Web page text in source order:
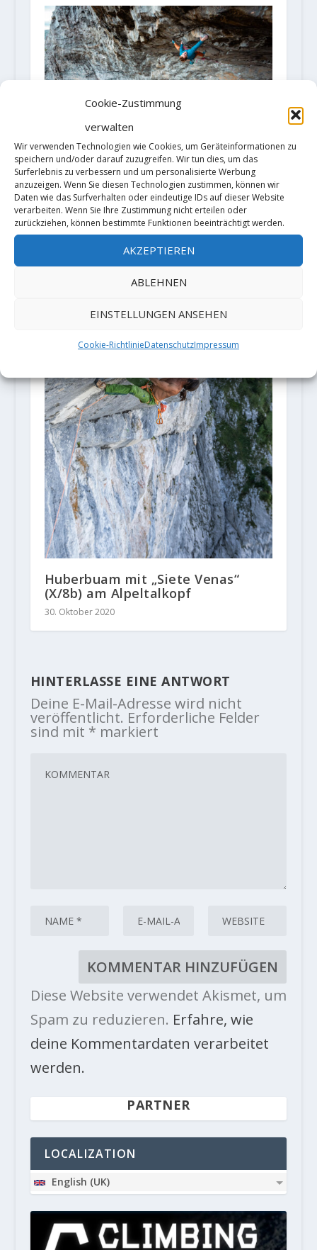
Cookie-Zustimmung
verwalten
Wir verwenden Technologien wie Cookies, um Geräteinformationen zu
speichern und/oder darauf zuzugreifen. Wir tun dies, um das
Surferlebnis zu verbessern und um personalisierte Werbung
anzuzeigen. Wenn Sie diesen Technologien zustimmen, können wir
Daten wie das Surfverhalten oder eindeutige IDs auf dieser Website
verarbeiten. Wenn Sie Ihre Zustimmung nicht erteilen oder
zurückziehen, können bestimmte Funktionen beeinträchtigt werden.
AKZEPTIEREN
ABLEHNEN
EINSTELLUNGEN ANSEHEN
Cookie-RichtlinieDatenschutzImpressum
FA "Nordic Marathon" 9b/+ by Seb
Bouin
26. Juli 2022
Huberbuam mit „Siete Venas“
(X/8b) am Alpeltalkopf
30. Oktober 2020
HINTERLASSE EINE ANTWORT
Deine E-Mail-Adresse wird nicht
veröffentlicht. Erforderliche Felder
sind mit * markiert
Diese Website verwendet Akismet, um
Spam zu reduzieren. Erfahre, wie
deine Kommentardaten verarbeitet
werden.
PARTNER
LOCALIZATION
English (UK)